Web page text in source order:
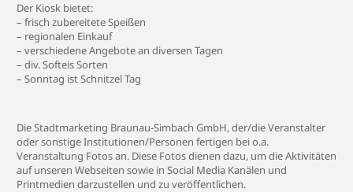
Der Kiosk bietet:
– frisch zubereitete Speißen
– regionalen Einkauf
– verschiedene Angebote an diversen Tagen
– div. Softeis Sorten
– Sonntag ist Schnitzel Tag
Die Stadtmarketing Braunau-Simbach GmbH, der/die Veranstalter
oder sonstige Institutionen/Personen fertigen bei o.a.
Veranstaltung Fotos an. Diese Fotos dienen dazu, um die Aktivitäten
auf unseren Webseiten sowie in Social Media Kanälen und
Printmedien darzustellen und zu veröffentlichen.